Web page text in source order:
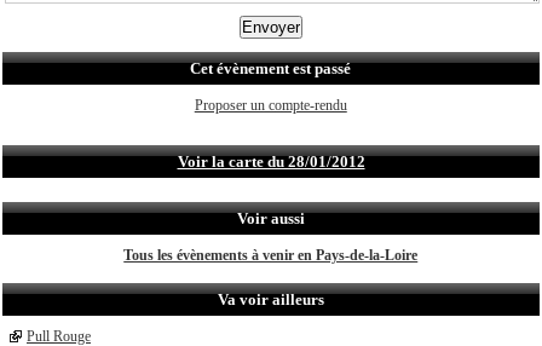
Cet évènement est passé
Proposer un compte-rendu
Voir la carte du 28/01/2012
Voir aussi
Tous les évènements à venir en Pays-de-la-Loire
Va voir ailleurs
Pull Rouge